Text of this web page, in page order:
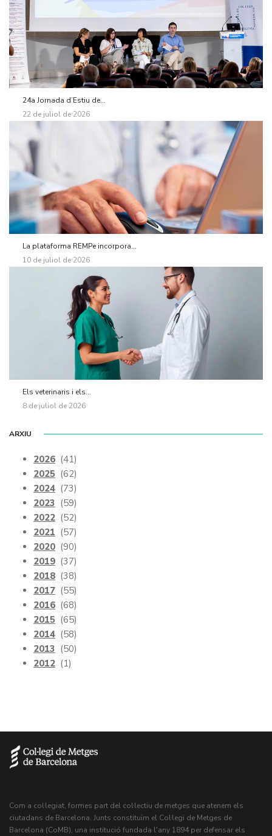
24a Jornada d’Estiu de...
22 de juliol de 2026
La plataforma REMPe incorpora...
10 de juliol de 2026
Els veterinaris i els...
8 de juliol de 2026
ARXIU
2026 (41)
2025 (62)
2024 (73)
2023 (59)
2022 (52)
2021 (57)
2020 (90)
2019 (37)
2018 (38)
2017 (55)
2016 (68)
2015 (65)
2014 (58)
2013 (50)
2012 (1)
Com a col·legiat, formes part del col·lectiu de metges que atenem els
ciutadans de Barcelona. Junts constituïm el Col·legi de Metges de
Barcelona (CoMB), una institució fundada l'any 1894 per defensar els